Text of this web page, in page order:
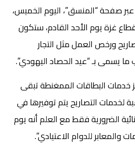
صفحة “المنسق”، اليوم الخميس،
غزة يوم الأحد القادم، ستكون
ورخص العمل مثل التجار
ما يسمى بـ “عيد الحصاد اليهودي”.
خدمات البطاقات الممغنطة تبقى
لخدمات التصاريح يتم توفيرها في
الضرورية فقط مع العلم أنه يوم
والمعابر للدوام الاعتيادي”.